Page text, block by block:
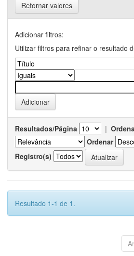
Retornar valores
Adicionar filtros:
Utilizar filtros para refinar o resultado
Resultados/Página |
Ordenar
Registro(s)
Resultado 1-1 de 1.